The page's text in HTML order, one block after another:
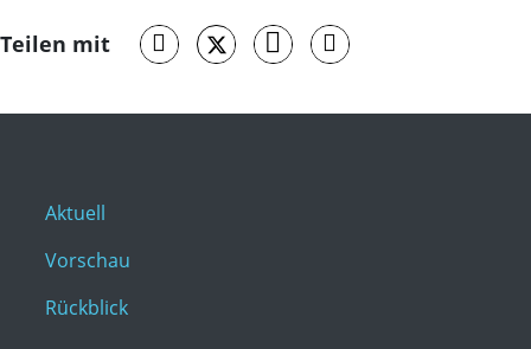
Teilen mit
Aktuell
Vorschau
Rückblick